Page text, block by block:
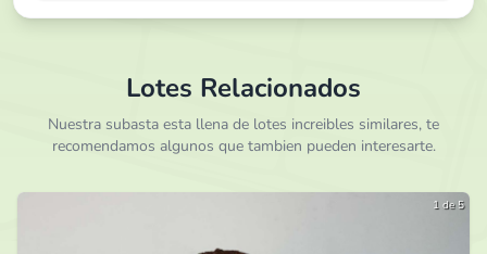
300.000 ARS por Agamenon
hace 28 días
290.000
Lotes Relacionados
Nuestra subasta esta llena de lotes increibles similares, te
recomendamos algunos que tambien pueden interesarte.
1 de 5